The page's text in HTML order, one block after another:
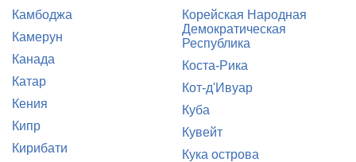
Камбоджа
Камерун
Канада
Катар
Кения
Кипр
Кирибати
Корейская Народная
Демократическая
Республика
Коста-Рика
Кот-д'Ивуар
Куба
Кувейт
Кука острова